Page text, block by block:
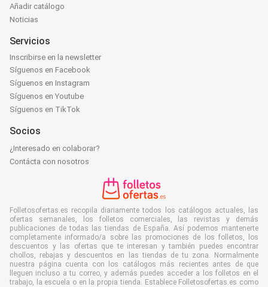
Añadir catálogo
Noticias
Servicios
Inscribirse en la newsletter
Síguenos en Facebook
Síguenos en Instagram
Síguenos en Youtube
Síguenos en TikTok
Socios
¿Interesado en colaborar?
Contácta con nosotros
Folletosofertas.es recopila diariamente todos los catálogos actuales, las
ofertas semanales, los folletos comerciales, las revistas y demás
publicaciones de todas las tiendas de España. Así podemos mantenerte
completamente informado/a sobre las promociones de los folletos, los
descuentos y las ofertas que te interesan y también puedes encontrar
chollos, rebajas y descuentos en las tiendas de tu zona. Normalmente
nuestra página cuenta con los catálogos más recientes antes de que
lleguen incluso a tu correo, y además puedes acceder a los folletos en el
trabajo, la escuela o en la propia tienda. Establece Folletosofertas.es como